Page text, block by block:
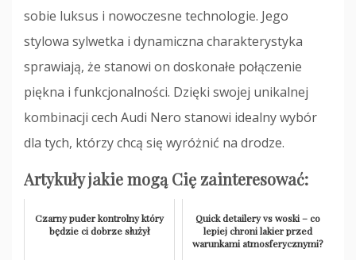
sobie luksus i nowoczesne technologie. Jego
stylowa sylwetka i dynamiczna charakterystyka
sprawiają, że stanowi on doskonałe połączenie
piękna i funkcjonalności. Dzięki swojej unikalnej
kombinacji cech Audi Nero stanowi idealny wybór
dla tych, którzy chcą się wyróżnić na drodze.
Artykuły jakie mogą Cię zainteresować:
Czarny puder kontrolny który
będzie ci dobrze służył
Quick detailery vs woski – co
lepiej chroni lakier przed
warunkami atmosferycznymi?